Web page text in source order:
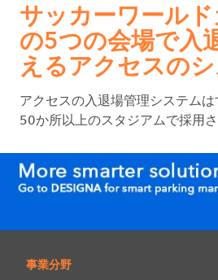
サッカーワール
の5つの会場で入
えるアクセスの
アクセスの入退場管理システム
50か所以上のスタジアムで採用さ
事業分野